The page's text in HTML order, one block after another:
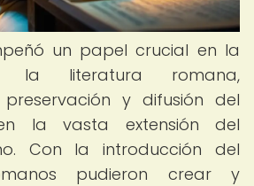
un papel crucial en la
la literatura romana,
y difusión del
la vasta extensión del
Con la introducción del
pudieron crear y